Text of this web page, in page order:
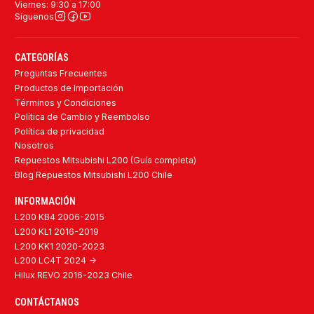
Viernes: 9:30 a 17:00
Síguenos
CATEGORÍAS
Preguntas Frecuentes
Productos de Importación
Términos y Condiciones
Política de Cambio y Reembolso
Política de privacidad
Nosotros
Repuestos Mitsubishi L200 (Guía completa)
Blog Repuestos Mitsubishi L200 Chile
INFORMACIÓN
L200 KB4 2006-2015
L200 KL1 2016-2019
L200 KK1 2020-2023
L200 LC4T 2024 ->
Hilux REVO 2016-2023 Chile
CONTÁCTANOS